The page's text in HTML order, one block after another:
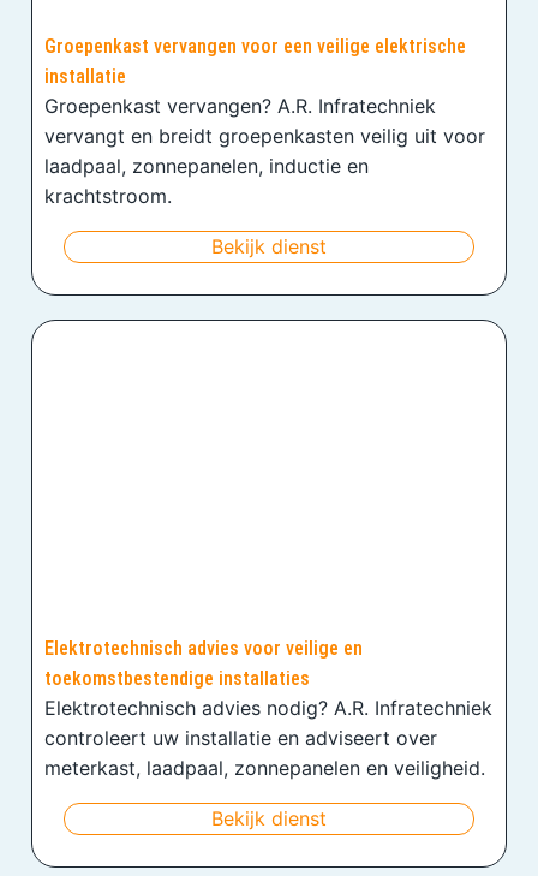
Groepenkast vervangen voor een veilige elektrische
installatie
Groepenkast vervangen? A.R. Infratechniek
vervangt en breidt groepenkasten veilig uit voor
laadpaal, zonnepanelen, inductie en
krachtstroom.
Bekijk dienst
Elektrotechnisch advies voor veilige en
toekomstbestendige installaties
Elektrotechnisch advies nodig? A.R. Infratechniek
controleert uw installatie en adviseert over
meterkast, laadpaal, zonnepanelen en veiligheid.
Bekijk dienst